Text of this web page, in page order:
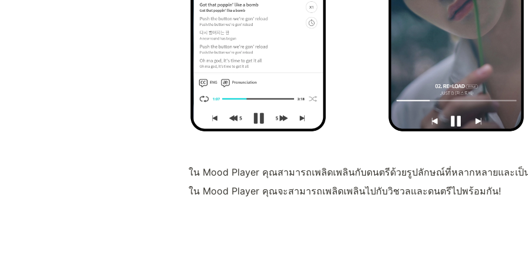
ใน Mood Player คุณสามารถเพลิดเพลินกับดนตรีด้วยรูปลักษณ์ที่หลากหลายและเป็
ใน Mood Player คุณจะสามารถเพลิดเพลินไปกับวิชวลและดนตรีไปพร้อมกัน!